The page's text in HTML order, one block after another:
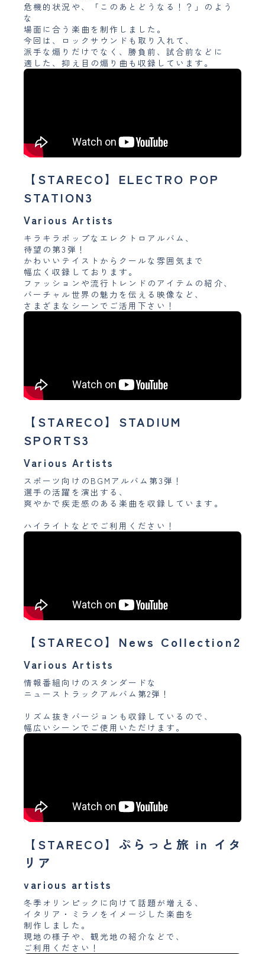
危機的状況や、「このあとどうなる！？」のよう
な
場面に合う楽曲を制作しました。
今回は、ロックサウンドも取り入れて、
派手な煽りだけでなく、勝負前、試合前などに
適した、抑え目の煽り曲も収録しています。
【STARECO】ELECTRO POP
STATION3
Various Artists
キラキラポップなエレクトロアルバム、
待望の第3弾！
かわいいテイストからクールな雰囲気まで
幅広く収録しております。
ファッションや流行トレンドのアイテムの紹介、
バーチャル世界の魅力を伝える映像など、
さまざまなシーンでご活用下さい！
【STARECO】STADIUM
SPORTS3
Various Artists
スポーツ向けのBGMアルバム第3弾！
選手の活躍を演出する、
爽やかで疾走感のある楽曲を収録しています。
ハイライトなどでご利用ください！
【STARECO】News Collection2
Various Artists
情報番組向けのスタンダードな
ニューストラックアルバム第2弾！
リズム抜きバージョンも収録しているので、
幅広いシーンでご使用いただけます。
【STARECO】ぷらっと旅 in イタ
リア
various artists
冬季オリンピックに向けて話題が増える、
イタリア・ミラノをイメージした楽曲を
制作しました。
現地の様子や、観光地の紹介などで、
ご利用ください！